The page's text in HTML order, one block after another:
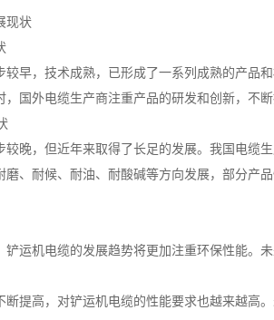
现状
较早，技术成熟，已形成了一系列成熟的产品
国外电缆生产商注重产品的研发和创新，不
较晚，但近年来取得了长足的发展。我国电缆
、耐候、耐油、耐酸碱等方向发展，部分产品
运机电缆的发展趋势将更加注重环保性能。
断提高，对铲运机电缆的性能要求也越来越高